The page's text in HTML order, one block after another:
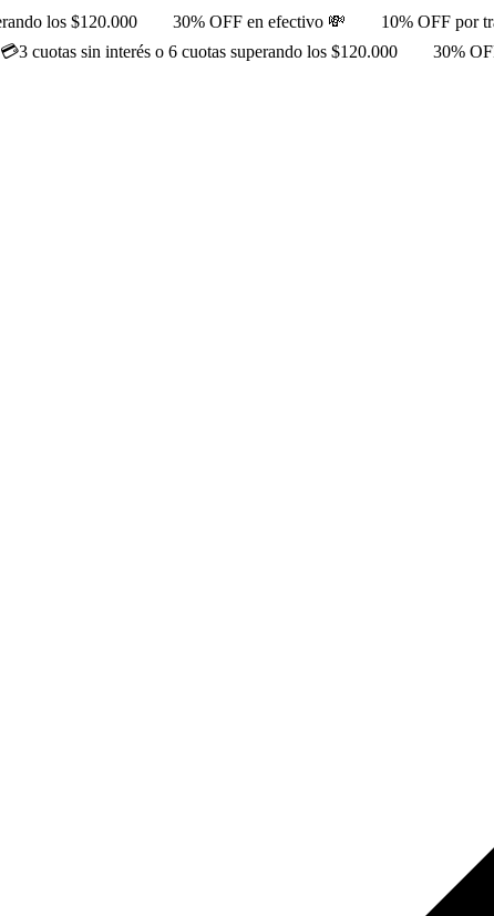
los $120.000 30% OFF en efectivo 💸 10% OFF por
💳3 cuotas sin interés o 6 cuotas superando los $120.000 30%